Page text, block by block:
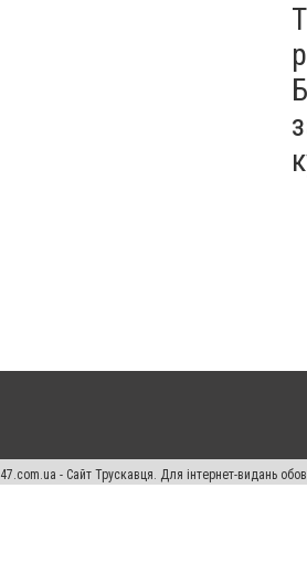
- Сайт Трускавця. Для інтернет-видань